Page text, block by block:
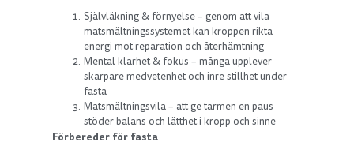
Självläkning & förnyelse – genom att vila
matsmältningssystemet kan kroppen rikta
energi mot reparation och återhämtning
Mental klarhet & fokus – många upplever
skarpare medvetenhet och inre stillhet under
fasta
Matsmältningsvila – att ge tarmen en paus
stöder balans och lätthet i kropp och sinne
Förbereder för fasta